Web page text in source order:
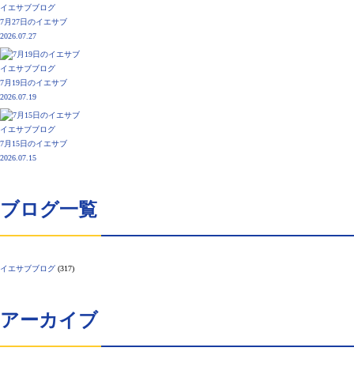
イエサブブログ
7月27日のイエサブ
2026.07.27
イエサブブログ
7月19日のイエサブ
2026.07.19
イエサブブログ
7月15日のイエサブ
2026.07.15
ブログ一覧
イエサブブログ (317)
アーカイブ